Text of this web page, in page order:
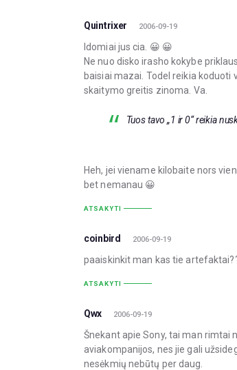
Quintrixer 2006-09-19
Idomiai jus cia. 😀 😀
Ne nuo disko irasho kokybe
baisiai mazai. Todel reikia koduoti
skaitymo greitis zinoma. Va.
Tuos tavo „1 ir 0“ reikia
Heh, jei viename kilobaite nors
bet nemanau 😀
ATSAKYTI
coinbird 2006-09-19
paaiskinkit man kas tie
ATSAKYTI
Qwx 2006-09-19
Šnekant apie Sony, tai man rimtai
aviakompanijos, nes jie gali
nesėkmių nebūtų per daug.